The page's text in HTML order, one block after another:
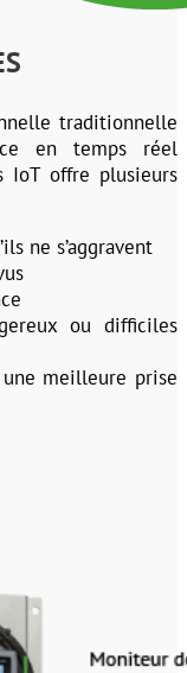
traditionnelle
en temps réel
IoT offre plusieurs
ne s’aggravent
ou difficiles
meilleure prise